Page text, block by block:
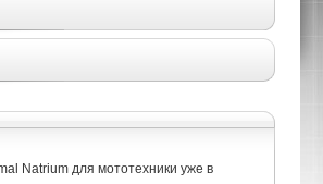
Natrium для мототехники уже в